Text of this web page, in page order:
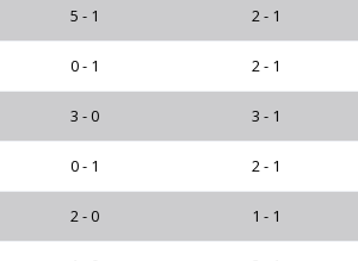
5 - 1 2 - 1
0 - 1 2 - 1
3 - 0 3 - 1
0 - 1 2 - 1
2 - 0 1 - 1